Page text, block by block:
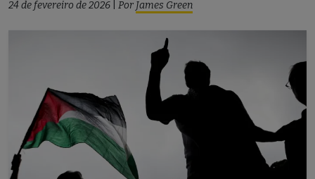
24 de fevereiro de 2026 Por James Green